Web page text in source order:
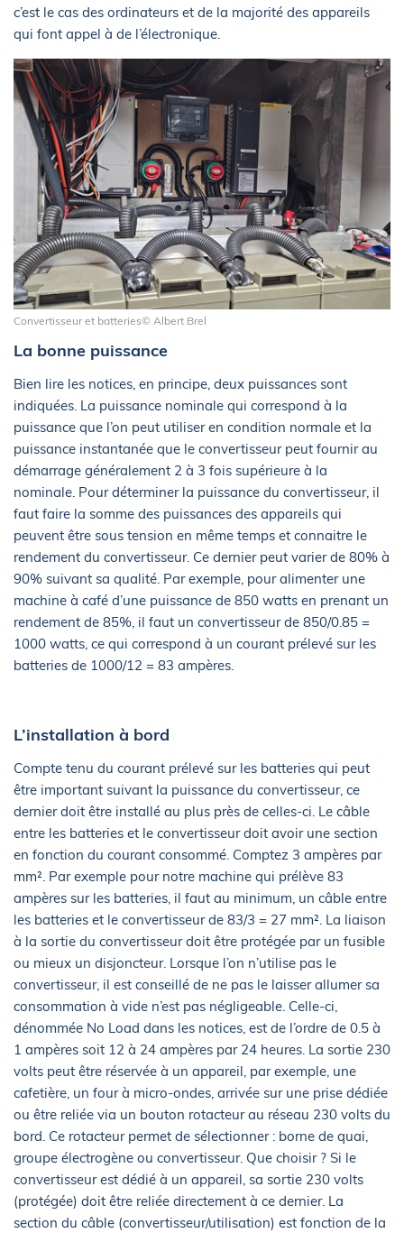
c’est le cas des ordinateurs et de la majorité des appareils
qui font appel à de l’électronique.
Convertisseur et batteries© Albert Brel
La bonne puissance
Bien lire les notices, en principe, deux puissances sont
indiquées. La puissance nominale qui correspond à la
puissance que l’on peut utiliser en condition normale et la
puissance instantanée que le convertisseur peut fournir au
démarrage généralement 2 à 3 fois supérieure à la
nominale. Pour déterminer la puissance du convertisseur, il
faut faire la somme des puissances des appareils qui
peuvent être sous tension en même temps et connaitre le
rendement du convertisseur. Ce dernier peut varier de 80% à
90% suivant sa qualité. Par exemple, pour alimenter une
machine à café d’une puissance de 850 watts en prenant un
rendement de 85%, il faut un convertisseur de 850/0.85 =
1000 watts, ce qui correspond à un courant prélevé sur les
batteries de 1000/12 = 83 ampères.
L’installation à bord
Compte tenu du courant prélevé sur les batteries qui peut
être important suivant la puissance du convertisseur, ce
dernier doit être installé au plus près de celles-ci. Le câble
entre les batteries et le convertisseur doit avoir une section
en fonction du courant consommé. Comptez 3 ampères par
mm². Par exemple pour notre machine qui prélève 83
ampères sur les batteries, il faut au minimum, un câble entre
les batteries et le convertisseur de 83/3 = 27 mm². La liaison
à la sortie du convertisseur doit être protégée par un fusible
ou mieux un disjoncteur. Lorsque l’on n’utilise pas le
convertisseur, il est conseillé de ne pas le laisser allumer sa
consommation à vide n’est pas négligeable. Celle-ci,
dénommée No Load dans les notices, est de l’ordre de 0.5 à
1 ampères soit 12 à 24 ampères par 24 heures. La sortie 230
volts peut être réservée à un appareil, par exemple, une
cafetière, un four à micro-ondes, arrivée sur une prise dédiée
ou être reliée via un bouton rotacteur au réseau 230 volts du
bord. Ce rotacteur permet de sélectionner : borne de quai,
groupe électrogène ou convertisseur. Que choisir ? Si le
convertisseur est dédié à un appareil, sa sortie 230 volts
(protégée) doit être reliée directement à ce dernier. La
section du câble (convertisseur/utilisation) est fonction de la